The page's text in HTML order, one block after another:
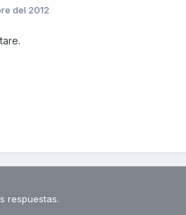
del 2012
respuestas.